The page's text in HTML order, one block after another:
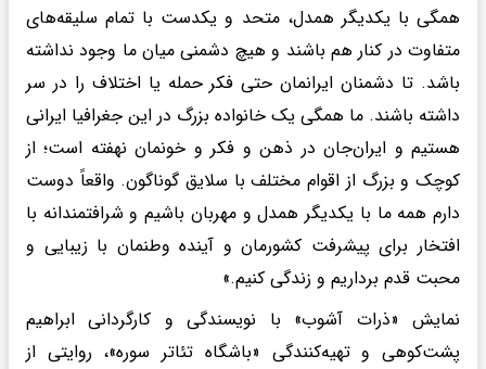
همگی با یکدیگر همدل، متحد و یکدست با تمام سلیقه‌های
متفاوت در کنار هم باشند و هیچ دشمنی میان ما وجود نداشته
باشد. تا دشمنان ایرانمان حتی فکر حمله یا اختلاف را در سر
داشته باشند. ما همگی یک خانواده بزرگ در این جغرافیا ایرانی
هستیم و ایران‌جان در ذهن و فکر و خونمان نهفته است؛ از
کوچک و بزرگ از اقوام مختلف با سلایق گوناگون. واقعاً دوست
دارم همه ما با یکدیگر همدل و مهربان باشیم و شرافتمندانه با
افتخار برای پیشرفت کشورمان و آینده وطنمان با زیبایی و
محبت قدم برداریم و زندگی کنیم.»
نمایش «ذرات آشوب» با نویسندگی و کارگردانی ابراهیم
پشت‌کوهی و تهیه‌کنندگی «باشگاه تئاتر سوره»، روایتی از